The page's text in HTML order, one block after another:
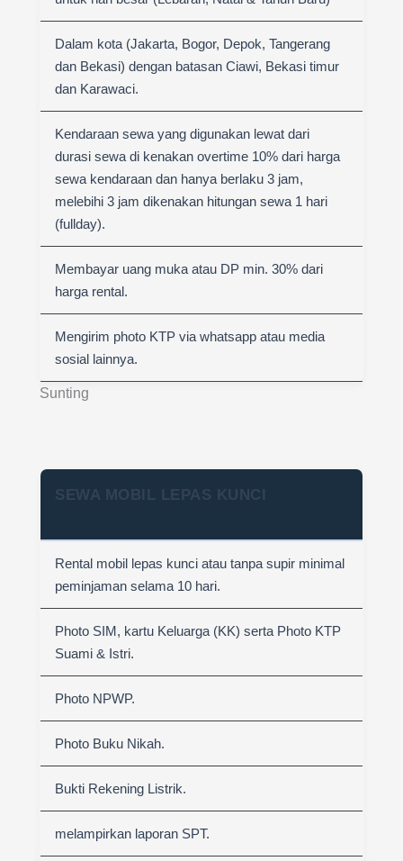
Sunting
Dalam kota (Jakarta, Bogor, Depok, Tangerang
dan Bekasi) dengan batasan Ciawi, Bekasi timur
dan Karawaci.
Kendaraan sewa yang digunakan lewat dari
durasi sewa di kenakan overtime 10% dari harga
sewa kendaraan dan hanya berlaku 3 jam,
melebihi 3 jam dikenakan hitungan sewa 1 hari
(fullday).
Membayar uang muka atau DP min. 30% dari
harga rental.
Mengirim photo KTP via whatsapp atau media
sosial lainnya.
SEWA MOBIL LEPAS KUNCI
Rental mobil lepas kunci atau tanpa supir minimal
peminjaman selama 10 hari.
Photo SIM, kartu Keluarga (KK) serta Photo KTP
Suami & Istri.
Photo NPWP.
Photo Buku Nikah.
Bukti Rekening Listrik.
melampirkan laporan SPT.